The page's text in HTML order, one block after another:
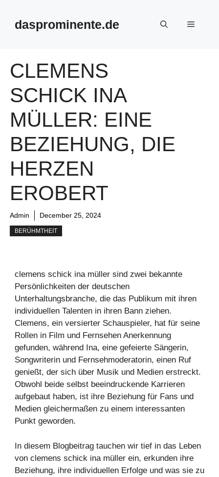
contentdasprominente.de Menu
CLEMENS
SCHICK INA
MÜLLER: EINE
BEZIEHUNG, DIE
HERZEN
EROBERT
Admin December 25, 2024
BERÜHMTHEIT
clemens schick ina müller sind zwei bekannte
Persönlichkeiten der deutschen
Unterhaltungsbranche, die das Publikum mit ihren
individuellen Talenten in ihren Bann ziehen.
Clemens, ein versierter Schauspieler, hat für seine
Rollen in Film und Fernsehen Anerkennung
gefunden, während Ina, eine gefeierte Sängerin,
Songwriterin und Fernsehmoderatorin, einen Ruf
genießt, der sich über Musik und Medien erstreckt.
Obwohl beide selbst beeindruckende Karrieren
aufgebaut haben, ist ihre Beziehung für Fans und
Medien gleichermaßen zu einem interessanten
Punkt geworden.
In diesem Blogbeitrag tauchen wir tief in das Leben
von clemens schick ina müller ein, erkunden ihre
Beziehung, ihre individuellen Erfolge und was sie zu